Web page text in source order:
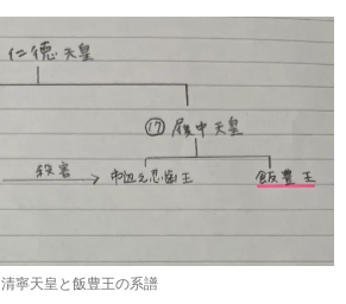
清寧天皇と飯豊王の系譜